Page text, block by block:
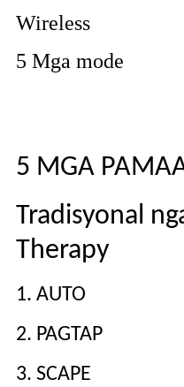
Wireless
5 Mga mode
5 MGA
Tradisyonal
Therapy
1. AUTO
2. PAGTAP
3. SCAPE